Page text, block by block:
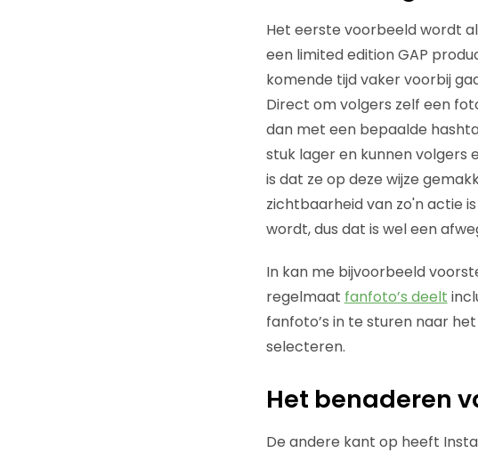
Het eerste voorbeeld wordt
een limited edition GAP
komende tijd vaker voorbij
Direct om volgers zelf een
dan met een bepaalde
stuk lager en kunnen
is dat ze op deze wijze
zichtbaarheid van zo'n actie
wordt, dus dat is wel een
In kan me bijvoorbeeld
regelmaat fanfoto’s deelt
fanfoto’s in te sturen naar
selecteren.
Het benaderen
De andere kant op heeft